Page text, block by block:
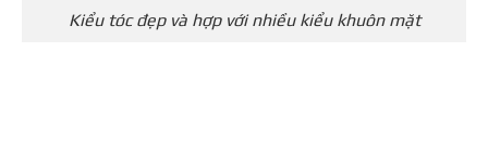
Kiểu tóc đẹp và hợp với nhiều kiểu khuôn mặt